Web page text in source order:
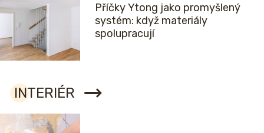
Příčky Ytong jako promyšlený
systém: když materiály
spolupracují
INTERIÉR